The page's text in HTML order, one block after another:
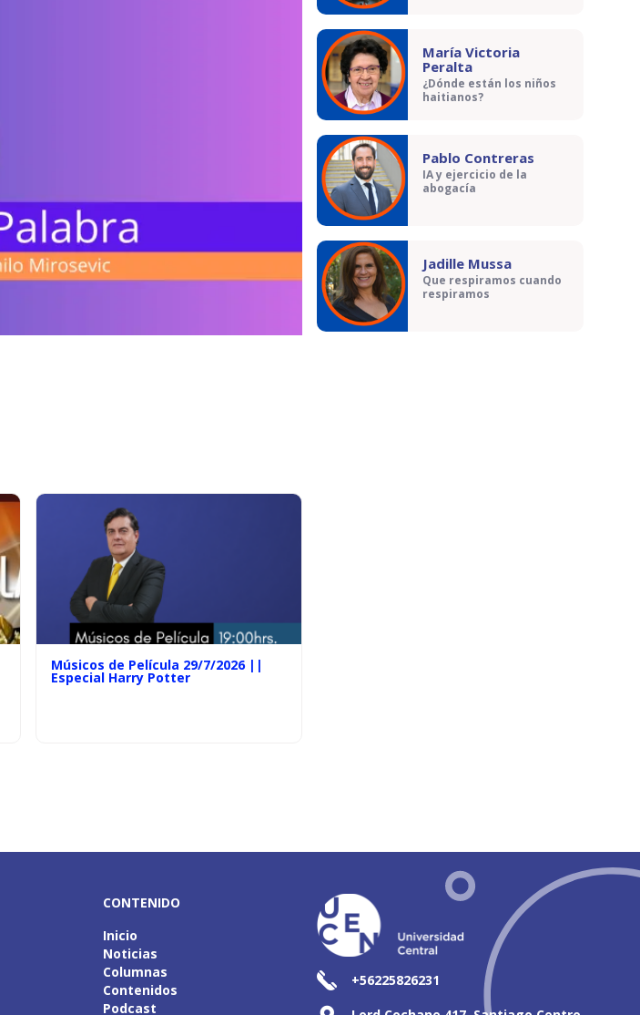
Músicos de Película 29/7/2026 ||
Especial Harry Potter
María Victoria
Peralta
¿Dónde están los niños
haitianos?
Pablo Contreras
IA y ejercicio de la
abogacía
Jadille Mussa
Que respiramos cuando
respiramos
CONTENIDO
Inicio
Noticias
Columnas
Contenidos
Podcast
+56225826231